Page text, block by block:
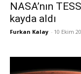
NASA’nın
kayda aldı
Furkan Kalay - 10 Ekim